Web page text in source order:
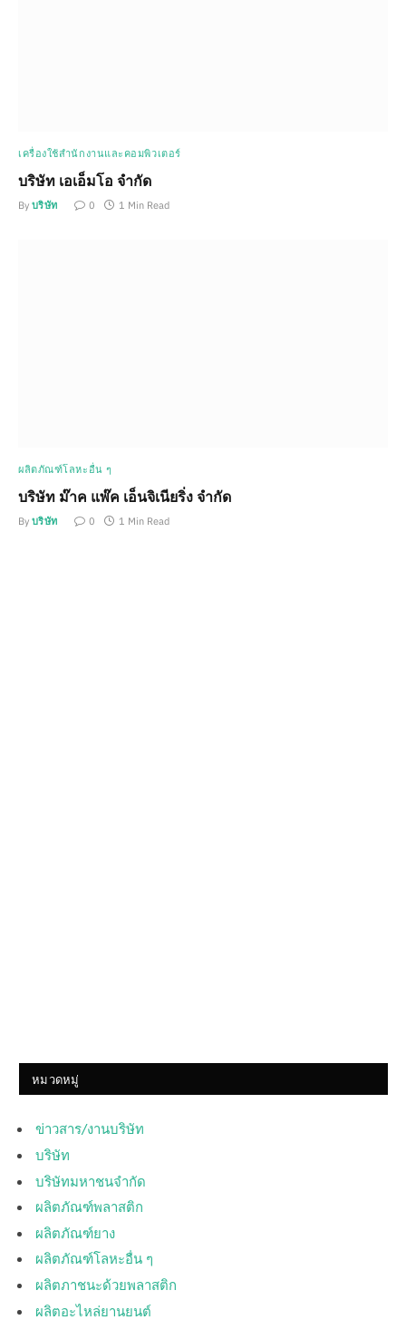
เครื่องใช้สำนักงานและคอมพิวเตอร์
บริษัท เอเอ็มโอ จำกัด
By บริษัท 0 1 Min Read
ผลิตภัณฑ์โลหะอื่น ๆ
บริษัท ม๊าค แพ๊ค เอ็นจิเนียริ่ง จำกัด
By บริษัท 0 1 Min Read
หมวดหมู่
ข่าวสาร/งานบริษัท
บริษัท
บริษัทมหาชนจำกัด
ผลิตภัณฑ์พลาสติก
ผลิตภัณฑ์ยาง
ผลิตภัณฑ์โลหะอื่น ๆ
ผลิตภาชนะด้วยพลาสติก
ผลิตอะไหล่ยานยนต์